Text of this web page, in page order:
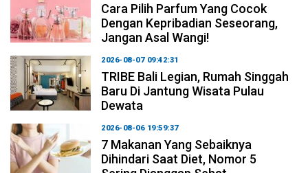
Cara Pilih Parfum Yang Cocok
Dengan Kepribadian Seseorang,
Jangan Asal Wangi!
2026-08-07 09:42:31
TRIBE Bali Legian, Rumah Singgah
Baru Di Jantung Wisata Pulau
Dewata
2026-08-06 19:59:37
7 Makanan Yang Sebaiknya
Dihindari Saat Diet, Nomor 5